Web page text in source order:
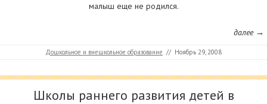
малыш еще не родился.
далее →
Дошкольное и внешкольное образование // Ноябрь 29, 2008
Школы раннего развития детей в